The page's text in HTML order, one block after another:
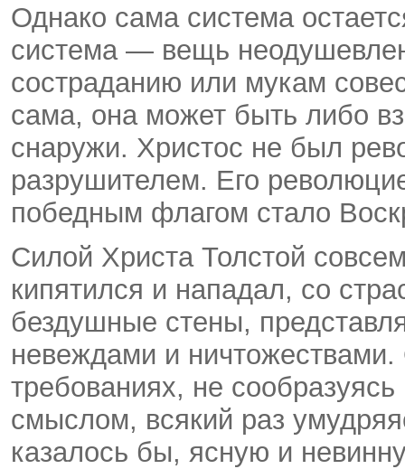
Однако сама система
система — вещь
состраданию или мукам
сама, она может быть либо
снаружи. Христос не был
разрушителем. Его
победным флагом стало
Силой Христа Толстой
кипятился и нападал, со
бездушные стены,
невеждами и
требованиях, не
смыслом, всякий раз
казалось бы, ясную и